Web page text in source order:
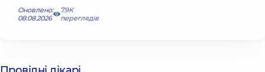
Оновлено:
08.08.2026
7.9К
переглядів